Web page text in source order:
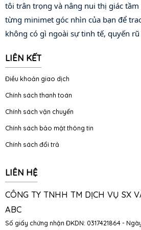
tôi trân trọng và nâng nui thị giác tầm
từng minimet góc nhìn của bạn để
không có gì ngoài sự tinh tế, quyến rũ
LIÊN KẾT
Điều khoản giao dịch
Chính sách thanh toán
Chính sách vận chuyển
Chính sách bảo mật thông tin
Chính sách đổi trả
LIÊN HỆ
CÔNG TY TNHH TM DỊCH VỤ SX
ABC
Số giấy chứng nhận ĐKDN: 0317421864 -